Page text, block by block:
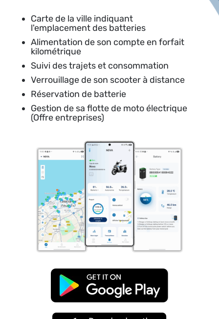
Carte de la ville indiquant
l'emplacement des batteries
Alimentation de son compte en forfait
kilométrique
Suivi des trajets et consommation
Verrouillage de son scooter à distance
Réservation de batterie
Gestion de sa flotte de moto électrique
(Offre entreprises)